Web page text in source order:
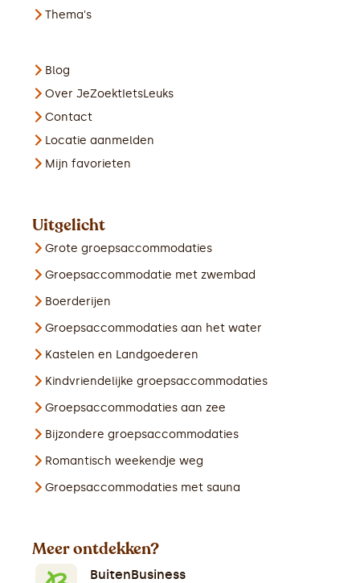
Thema's
Blog
Over JeZoektIetsLeuks
Contact
Locatie aanmelden
Mijn favorieten
Uitgelicht
Grote groepsaccommodaties
Groepsaccommodatie met zwembad
Boerderijen
Groepsaccommodaties aan het water
Kastelen en Landgoederen
Kindvriendelijke groepsaccommodaties
Groepsaccommodaties aan zee
Bijzondere groepsaccommodaties
Romantisch weekendje weg
Groepsaccommodaties met sauna
Meer ontdekken?
BuitenBusiness